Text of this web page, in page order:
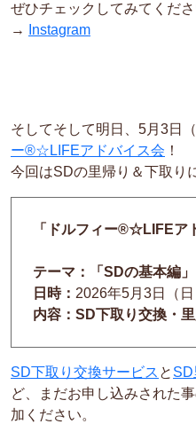
ぜひチェックしてみてくださ
→
Instagram
そしてそして明日、5月3日
ー®☆LIFEアドバイス会 ！
今回はSDの里帰り＆下取り
「ドルフィー®☆LIFEア
テーマ：「SDの基本編」
日時： 2026年5月3日（
内容：SD下取り交換・
SD下取り交換サービス と SD
ど、まだお申し込みされた
加ください。